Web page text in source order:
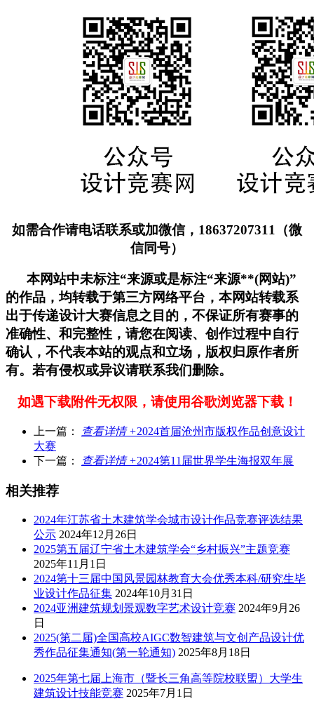
如需合作请电话联系或加微信，18637207311（微
信同号）
本网站中未标注“来源或是标注“来源**(网站)”
的作品，均转载于第三方网络平台，本网站转载系
出于传递设计大赛信息之目的，不保证所有赛事的
准确性、和完整性，请您在阅读、创作过程中自行
确认，不代表本站的观点和立场，版权归原作者所
有。若有侵权或异议请联系我们删除。
如遇下载附件无权限，请使用谷歌浏览器下载！
上一篇： 查看详情 +2024首届沧州市版权作品创意设计
大赛
下一篇：
查看详情 +2024第11届世界学生海报双年展
相关推荐
2024年江苏省土木建筑学会城市设计作品竞赛评选结果
公示 2024年12月26日
2025第五届辽宁省土木建筑学会“乡村振兴”主题竞赛
2025年11月1日
2024第十三届中国风景园林教育大会优秀本科/研究生毕
业设计作品征集 2024年10月31日
2024亚洲建筑规划景观数字艺术设计竞赛 2024年9月26
日
2025(第二届)全国高校AIGC数智建筑与文创产品设计优
秀作品征集通知(第一轮通知) 2025年8月18日
2025年第七届上海市（暨长三角高等院校联盟）大学生
建筑设计技能竞赛 2025年7月1日